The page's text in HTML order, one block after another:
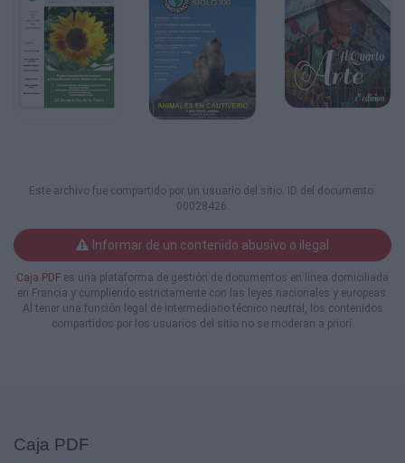
Este archivo fue compartido por un usuario del sitio. ID del documento:
00028426.
Informar de un contenido abusivo o ilegal
Caja PDF es una plataforma de gestión de documentos en línea domiciliada
en Francia y cumpliendo estrictamente con las leyes nacionales y europeas.
Al tener una función legal de intermediario técnico neutral, los contenidos
compartidos por los usuarios del sitio no se moderan a priori.
Caja PDF